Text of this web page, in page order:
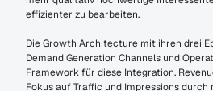
effizienter zu bearbeiten.
Die Growth Architecture mit ihren drei
Demand Generation Channels und
Framework für diese Integration.
Fokus auf Traffic und Impressions durch